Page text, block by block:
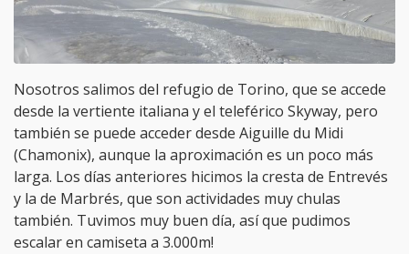
Nosotros salimos del refugio de Torino, que se accede
desde la vertiente italiana y el teleférico Skyway, pero
también se puede acceder desde Aiguille du Midi
(Chamonix), aunque la aproximación es un poco más
larga. Los días anteriores hicimos la cresta de Entrevés
y la de Marbrés, que son actividades muy chulas
también. Tuvimos muy buen día, así que pudimos
escalar en camiseta a 3.000m!